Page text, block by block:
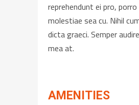
reprehendunt ei pro, porro
molestiae sea cu. Nihil
dicta graeci. Semper
mea at.
AMENITIES